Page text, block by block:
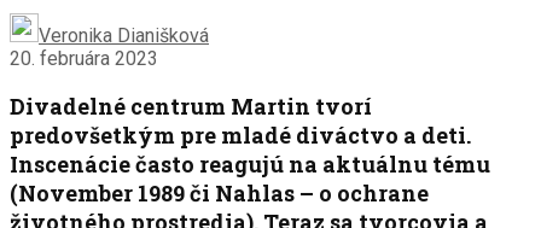
Veronika Dianišková
20. februára 2023
Divadelné centrum Martin tvorí
predovšetkým pre mladé diváctvo a deti.
Inscenácie často reagujú na aktuálnu tému
(November 1989 či Nahlas – o ochrane